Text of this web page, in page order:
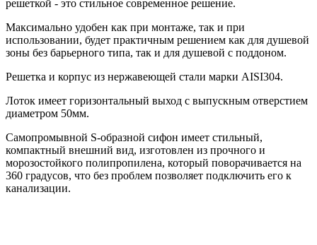
решеткой - это стильное современное решение.
Максимально удобен как при монтаже, так и при
использовании, будет практичным решением как для душевой
зоны без барьерного типа, так и для душевой с поддоном.
Решетка и корпус из нержавеющей стали марки AISI304.
Лоток имеет горизонтальный выход с выпускным отверстием
диаметром 50мм.
Самопромывной S-образной сифон имеет стильный,
компактный внешний вид, изготовлен из прочного и
морозостойкого полипропилена, который поворачивается на
360 градусов, что без проблем позволяет подключить его к
канализации.